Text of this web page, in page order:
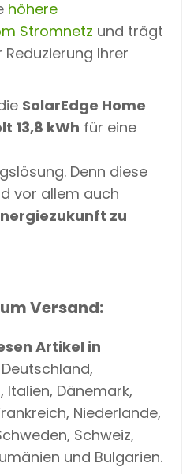
höhere
Stromnetz und trägt
Ihrer
SolarEdge Home
13,8 kWh für eine
Denn diese
vor allem auch
zu
Versand:
Artikel in
Deutschland,
Italien, Dänemark,
Niederlande,
Schweiz,
und Bulgarien.